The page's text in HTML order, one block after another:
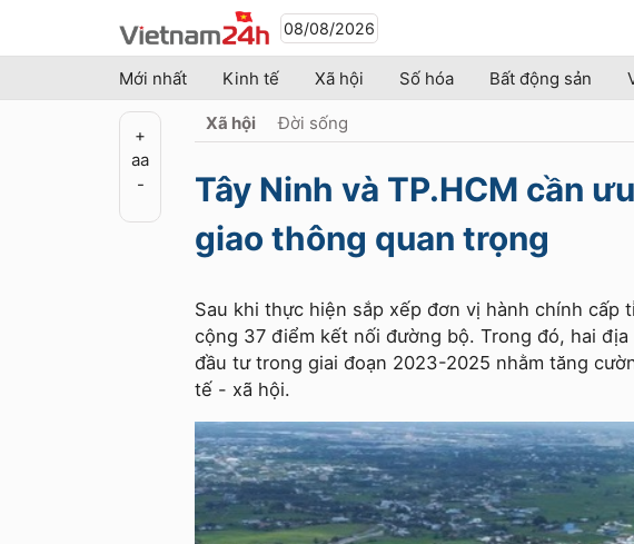
08/08/2026
Mới nhất Kinh tế Xã hội Số hóa Bất động sản
+
aa
-
Xã hội Đời sống
Tây Ninh và TP.HCM cần
giao thông quan trọng
Sau khi thực hiện sắp xếp đơn vị hành chính cấp
cộng 37 điểm kết nối đường bộ. Trong đó, hai
đầu tư trong giai đoạn 2023-2025 nhằm tăng
tế - xã hội.